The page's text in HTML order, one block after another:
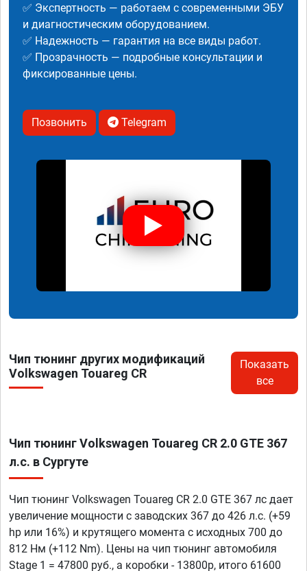
✅ Экспертность — работаем с современными ЭБУ
и диагностическим оборудованием.
✅ Надежность — гарантия на все виды работ.
✅ Прозрачность — подробные консультации и
фиксированные цены.
Позвонить Telegram
Чип тюнинг других модификаций
Volkswagen Touareg CR
Показать
все
Чип тюнинг Volkswagen Touareg CR 2.0 GTE 367
л.с. в Сургуте
Чип тюнинг Volkswagen Touareg CR 2.0 GTE 367 лс дает
увеличение мощности с заводских 367 до 426 л.с. (+59
hp или 16%) и крутящего момента с исходных 700 до
812 Нм (+112 Nm). Цены на чип тюнинг автомобиля
Stage 1 = 47800 руб., а коробки - 13800р, итого 61600